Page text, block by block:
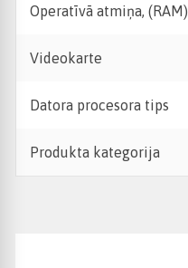
Operatīvā atmiņa, (RAM)
Videokarte
Datora procesora tips
Produkta kategorija